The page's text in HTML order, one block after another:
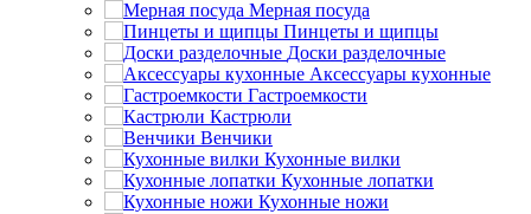
Мерная посуда
Пинцеты и щипцы
Доски разделочные
Аксессуары кухонные
Гастроемкости
Кастрюли
Венчики
Кухонные вилки
Кухонные лопатки
Кухонные ножи